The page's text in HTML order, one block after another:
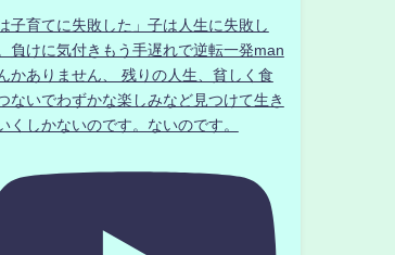
子育てに失敗した」子は人生に失敗し
負けに気付きもう手遅れで逆転一発man
かありません、 残りの人生、貧しく食
ないでわずかな楽しみなど見つけて生き
くしかないのです。ないのです。